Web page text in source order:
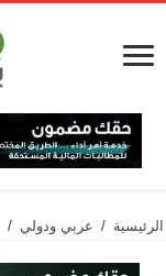
الرئيسية / عربي ودولي /